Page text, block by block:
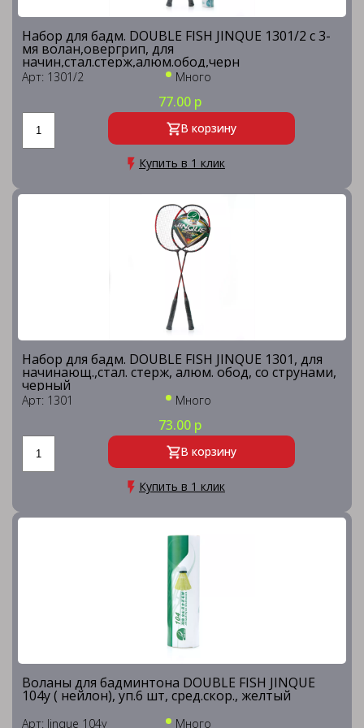
Набор для бадм. DOUBLE FISH JINQUE 1301/2 с 3-
мя волан,овергрип, для
начин,стал.стерж,алюм.обод,черн
Арт: 1301/2 Много
77.00 р
В корзину
Купить в 1 клик
Набор для бадм. DOUBLE FISH JINQUE 1301, для
начинающ.,стал. стерж, алюм. обод, со струнами,
черный
Арт: 1301 Много
73.00 р
В корзину
Купить в 1 клик
Воланы для бадминтона DOUBLE FISH JINQUE
104y ( нейлон), уп.6 шт, сред.скор., желтый
Арт: Jinque 104y Много